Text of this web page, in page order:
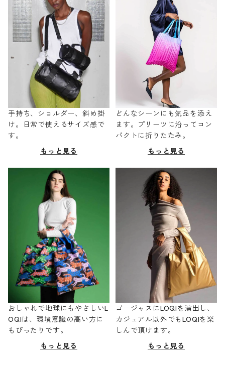
手持ち、ショルダー、斜め掛
け。日常で使えるサイズ感で
す。
もっと見る
どんなシーンにも気品を添え
ます。プリーツに沿ってコン
パクトに折りたたみ。
もっと見る
おしゃれで地球にもやさしいL
OQIは、環境意識の高い方に
もぴったりです。
もっと見る
ゴージャスにLOQIを演出し、
カジュアル以外でもLOQIを楽
しんで頂けます。
もっと見る